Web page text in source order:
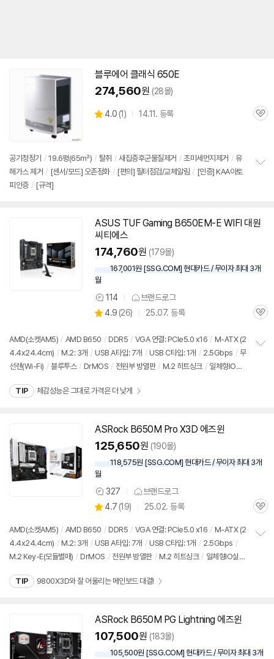
블루에어 클래식 650E
274,560원 (28몰)
별
4.0 (상
뷰
1) 14.11. 등록
관
공기청정기 / 19.6평(65㎡) / 탈취 / 새집증후군물질제거 / 초미세먼지제거 / 유
해가스 제거 / [센서/모드] 오존정화 / [편의] 필터점검/교체알림 / [인증] KAA아토
피인증 / [규격]
기
ASUS TUF Gaming B650EM-E WIFI 대원
씨티에스
174,760원 (179몰)
167,001원 [SSG.COM] 현대카드 / 무이자 최대 3개
월
상
품
견
114 브랜드로그
별
4.9 (상
리
뷰
26) 25.07. 등록
관
AMD(소켓AM5) / AMD B650 / DDR5 / VGA 연결: PCIe5.0 x16 / M-ATX (2
4.4x24.4cm) / M.2: 3개 / USB A타입: 7개 / USB C타입: 1개 / 2.5Gbps / 무
선랜(Wi-Fi) / 블루투스 / DrMOS / 전원부 방열판 / M.2 히트싱크 / 일체형IO실
TIP 체감성능은 그대로 가격은 더 낮게
ASRock B650M Pro X3D 에즈윈
125,650원 (190몰)
118,575원 [SSG.COM] 현대카드 / 무이자 최대 3개
월
상
품
견
327 브랜드로그
별
점
4.7 (상
리
뷰
19) 25.02. 등록
관
AMD(소켓AM5) / AMD B650 / DDR5 / VGA 연결: PCIe5.0 x16 / M-ATX (2
4.4x24.4cm) / M.2: 3개 / USB A타입: 7개 / USB C타입: 1개 / 2.5Gbps /
M.2 Key-E(모듈별매) / DrMOS / 전원부 방열판 / M.2 히트싱크 / 일체형IO실
TIP 9800X3D와 잘 어울리는 메인보드 대결!
ASRock B650M PG Lightning 에즈윈
107,500원 (183몰)
105,500원 [SSG.COM] 현대카드 / 무이자 최대 3개